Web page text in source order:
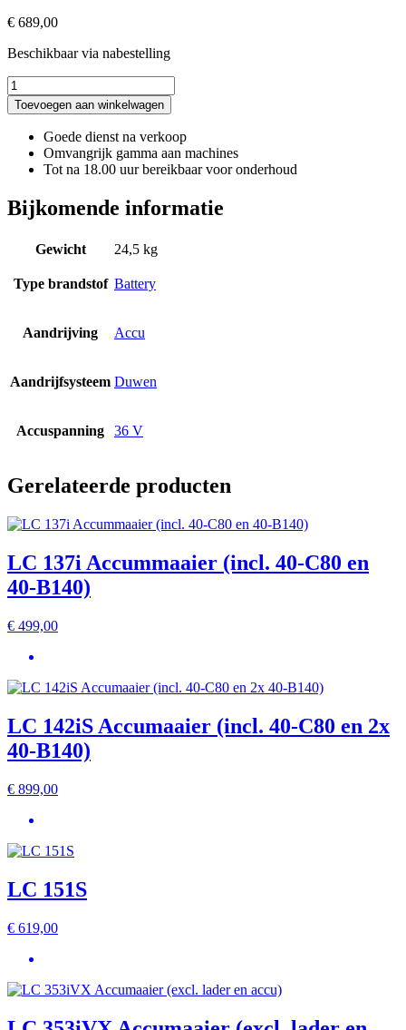
€ 689,00
Beschikbaar via nabestelling
LC
247i
Accumaaier
(excl.
lader
aantal
Toevoegen aan winkelwagen
Goede dienst na verkoop
Omvangrijk gamma aan machines
Tot na 18.00 uur bereikbaar voor onderhoud
Bijkomende informatie
Gewicht 24,5 kg
Type brandstof Battery
Aandrijving Accu
Aandrijfsysteem Duwen
Accuspanning 36 V
Gerelateerde producten
LC 137i Accummaaier (incl. 40-C80 en
40-B140)
€ 499,00
LC 142iS Accumaaier (incl. 40-C80 en 2x
40-B140)
€ 899,00
LC 151S
€ 619,00